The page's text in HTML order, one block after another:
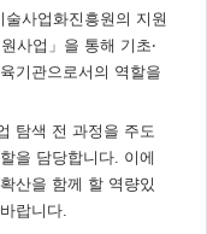
사업화진흥원의 지원
사업 」 을 통해 기초‧
기관으로서의 역할을
탐색 전 과정을 주도
을 담당합니다. 이에
산을 함께 할 역량있
랍니다.